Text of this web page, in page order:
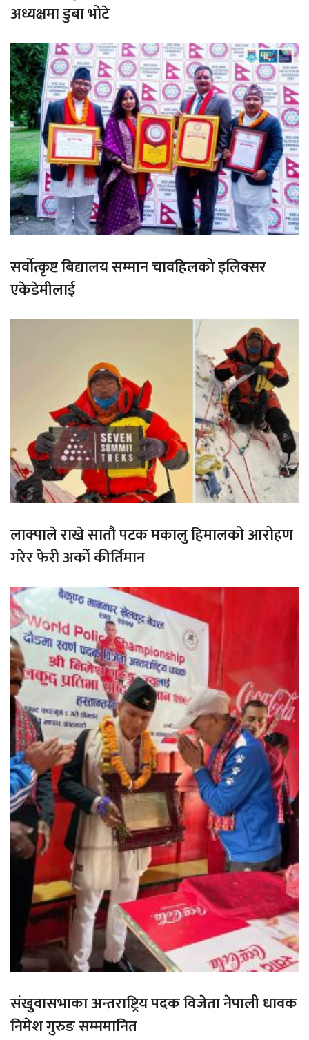
अध्यक्षमा डुबा भोटे
सर्वोत्कृष्ट बिद्यालय सम्मान चावहिलको इलिक्सर
एकेडेमीलाई
लाक्पाले राखे सातौ पटक मकालु हिमालको आरोहण
गरेर फेरी अर्को कीर्तिमान
संखुवासभाका अन्तराष्ट्रिय पदक विजेता नेपाली धावक
निमेश गुरुङ सम्ममानित